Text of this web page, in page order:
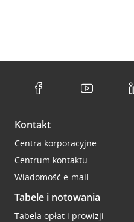
Kontakt
Centra korporacyjne
Centrum kontaktu
Wiadomość e-mail
Tabele i notowania
Tabela opłat i prowizji